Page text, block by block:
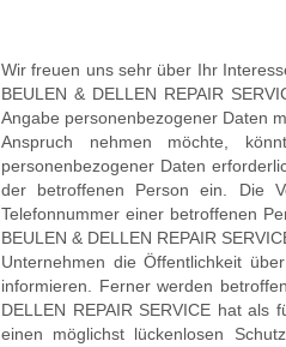
Wir freuen uns sehr über Ihr
BEULEN & DELLEN REPAIR
Angabe personenbezogener Daten
Anspruch nehmen möchte,
personenbezogener Daten
der betroffenen Person ein. Die
Telefonnummer einer betroffenen
BEULEN & DELLEN REPAIR
Unternehmen die Öffentlichkeit
informieren. Ferner werden
DELLEN REPAIR SERVICE hat
einen möglichst lückenlosen